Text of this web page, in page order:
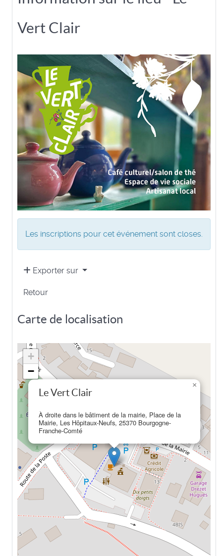
Vert Clair
Les inscriptions pour cet événement sont closes.
Exporter sur
Retour
Carte de localisation
Le Vert Clair
À droite dans le bâtiment de la mairie, Place de la
Mairie, Les Hôpitaux-Neufs, 25370 Bourgogne-
Franche-Comté
×
+
−